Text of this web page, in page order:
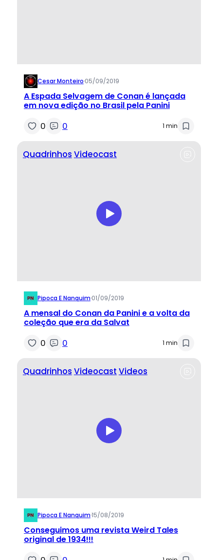
Cesar Monteiro·05/09/2019
A Espada Selvagem de Conan é lançada
em nova edição no Brasil pela Panini
0 0 1 min
Quadrinhos Videocast
Pipoca E Nanquim·01/09/2019
A mensal do Conan da Panini e a volta da
coleção que era da Salvat
0 0 1 min
Quadrinhos Videocast Videos
Pipoca E Nanquim·15/08/2019
Conseguimos uma revista Weird Tales
original de 1934!!!